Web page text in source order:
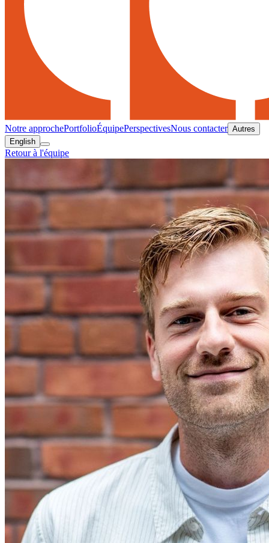
Notre approchePortfolioÉquipePerspectivesNous contacter Autres
English
Retour à l'équipe